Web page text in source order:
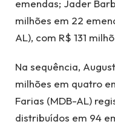
emendas; Jader
milhões em 22
AL), com R$ 131
Na sequência,
milhões em quatro
Farias (MDB-AL)
distribuídos em 94